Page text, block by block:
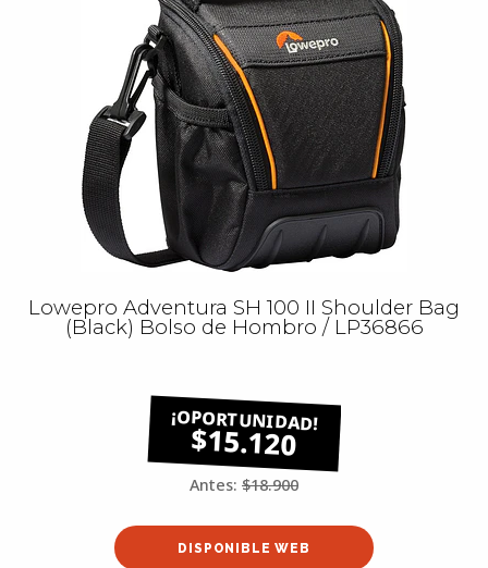
Lowepro Adventura SH 100 II Shoulder Bag
(Black) Bolso de Hombro / LP36866
$15.120
Antes: $18.900
DISPONIBLE WEB